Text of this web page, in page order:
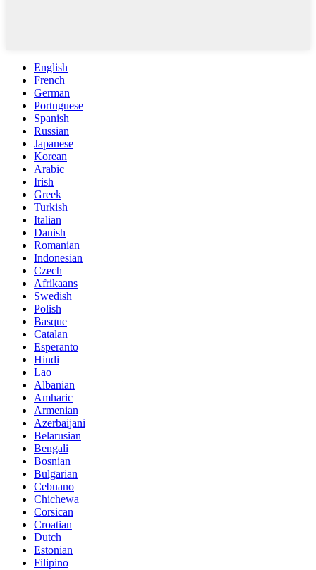
English
French
German
Portuguese
Spanish
Russian
Japanese
Korean
Arabic
Irish
Greek
Turkish
Italian
Danish
Romanian
Indonesian
Czech
Afrikaans
Swedish
Polish
Basque
Catalan
Esperanto
Hindi
Lao
Albanian
Amharic
Armenian
Azerbaijani
Belarusian
Bengali
Bosnian
Bulgarian
Cebuano
Chichewa
Corsican
Croatian
Dutch
Estonian
Filipino